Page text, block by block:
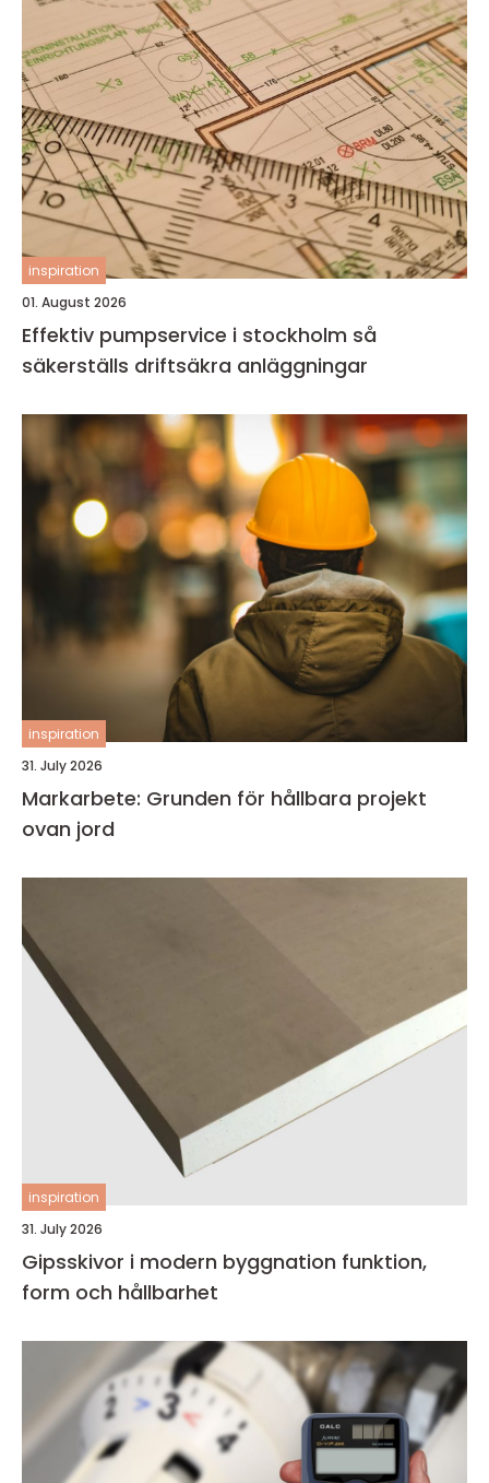
inspiration
01. August 2026
Effektiv pumpservice i stockholm så
säkerställs driftsäkra anläggningar
inspiration
31. July 2026
Markarbete: Grunden för hållbara projekt
ovan jord
inspiration
31. July 2026
Gipsskivor i modern byggnation funktion,
form och hållbarhet